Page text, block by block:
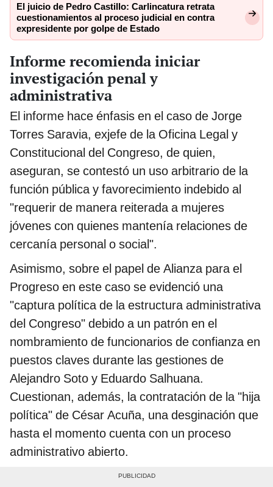
El juicio de Pedro Castillo: Carlincatura retrata
cuestionamientos al proceso judicial en contra
expresidente por golpe de Estado
Informe recomienda iniciar
investigación penal y
administrativa
El informe hace énfasis en el caso de Jorge
Torres Saravia, exjefe de la Oficina Legal y
Constitucional del Congreso, de quien,
aseguran, se contestó un uso arbitrario de la
función pública y favorecimiento indebido al
"requerir de manera reiterada a mujeres
jóvenes con quienes mantenía relaciones de
cercanía personal o social".
Asimismo, sobre el papel de Alianza para el
Progreso en este caso se evidenció una
"captura política de la estructura administrativa
del Congreso" debido a un patrón en el
nombramiento de funcionarios de confianza en
puestos claves durante las gestiones de
Alejandro Soto y Eduardo Salhuana.
Cuestionan, además, la contratación de la "hija
política" de César Acuña, una desginación que
hasta el momento cuenta con un proceso
administrativo abierto.